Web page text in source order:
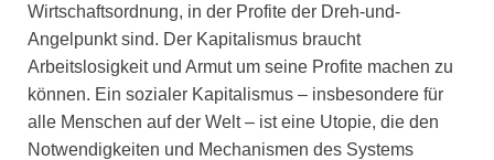
Wirtschaftsordnung, in der Profite der Dreh-und-
Angelpunkt sind. Der Kapitalismus braucht
Arbeitslosigkeit und Armut um seine Profite machen zu
können. Ein sozialer Kapitalismus – insbesondere für
alle Menschen auf der Welt – ist eine Utopie, die den
Notwendigkeiten und Mechanismen des Systems